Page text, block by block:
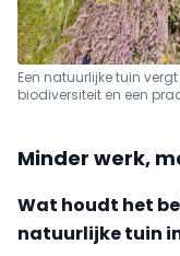
Een natuurlijke tuin
biodiversiteit en een
Minder werk,
Wat houdt het
natuurlijke tuin